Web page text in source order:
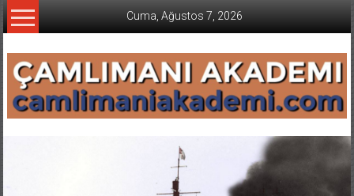
İçeriğe
geç
Cuma, Ağustos 7, 2026